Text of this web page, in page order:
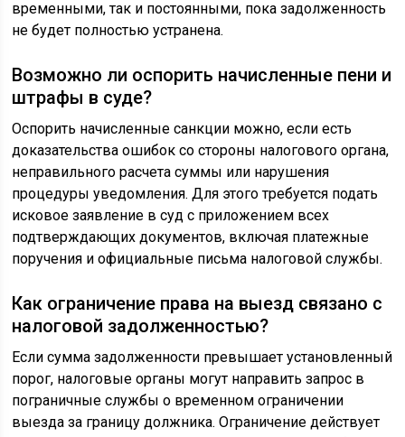
временными, так и постоянными, пока задолженность
не будет полностью устранена.
Возможно ли оспорить начисленные пени и
штрафы в суде?
Оспорить начисленные санкции можно, если есть
доказательства ошибок со стороны налогового органа,
неправильного расчета суммы или нарушения
процедуры уведомления. Для этого требуется подать
исковое заявление в суд с приложением всех
подтверждающих документов, включая платежные
поручения и официальные письма налоговой службы.
Как ограничение права на выезд связано с
налоговой задолженностью?
Если сумма задолженности превышает установленный
порог, налоговые органы могут направить запрос в
пограничные службы о временном ограничении
выезда за границу должника. Ограничение действует